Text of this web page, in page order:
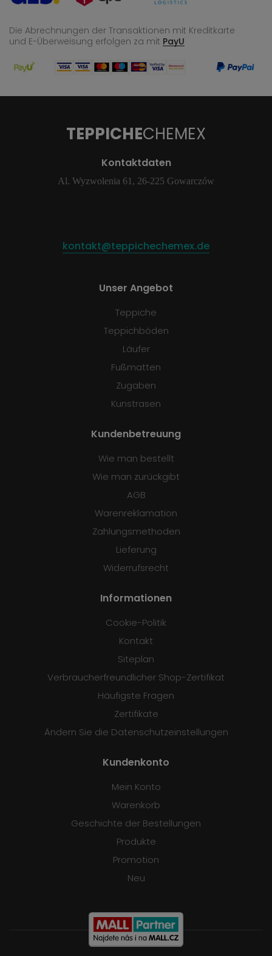
Die Abrechnungen der Transaktionen mit Kreditkarte
und E-Überweisung erfolgen za mit PayU
TEPPICHECHEMEX
Kontaktdaten
Al. Wyzwolenia 61, 26-225 Gowarczów
kontakt@teppichechemex.de
Unser Angebot
Teppiche
Teppichböden
Läufer
Fußmatten
Zugaben
Kunstrasen
Kundenbetreuung
Wie man bestellt
Wie man zurückgibt
AGB
Warenreklamation
Zahlungsmethoden
Lieferung
Widerrufsrecht
Informationen
Cookie-Politik
Kontakt
Siteplan
Verbraucherfreundlicher Shop-Zertifikat
Häufigste Fragen
Zertifikate
Ändern Sie die Datenschutzeinstellungen
Kundenkonto
Mein Konto
Warenkorb
Geschichte der Bestellungen
Produkte
Promotion
Neu